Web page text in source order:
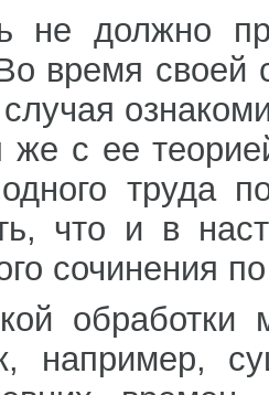
не должно
время своей
же с ее
труда
что и в
сочинения
например,